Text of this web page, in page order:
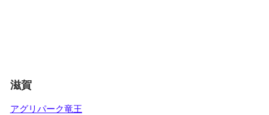
滋賀
アグリパーク竜王